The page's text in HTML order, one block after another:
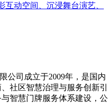
互动空间、沉浸舞台演艺、
公司成立于2009年，是国内
社区智慧治理与服务创新引
智慧门牌服务体系建设，公